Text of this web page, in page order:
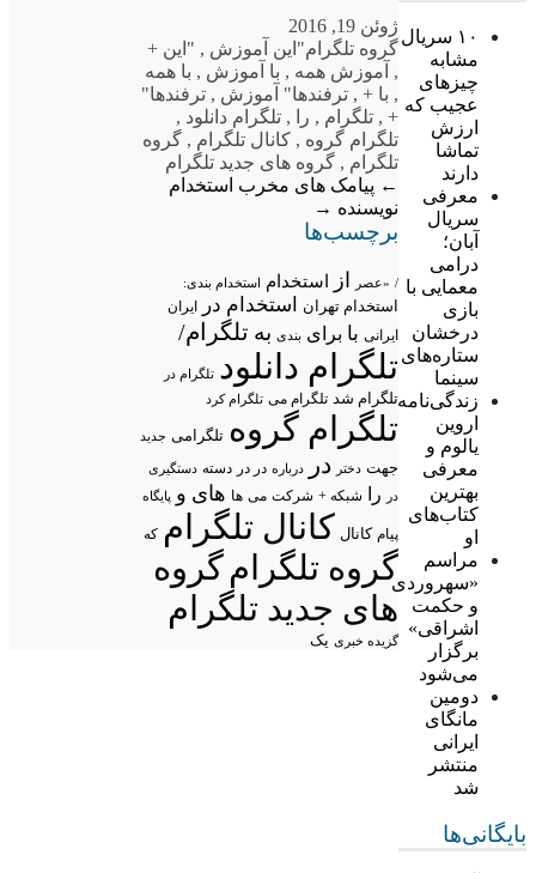
۱۰ سریال
مشابه
چیزهای
عجیب که
ارزش
تماشا
دارند
معرفی
سریال
آبان؛
درامی
معمایی با
بازی
درخشان
ستاره‌های
سینما
زندگی‌نامه
اروین
یالوم و
معرفی
بهترین
کتاب‌های
او
مراسم
«سهروردی
و حکمت
اشراقی»
برگزار
می‌شود
دومین
مانگای
ایرانی
منتشر
شد
بایگانی‌ها
ژوئن 19, 2016
گروه تلگرام"این آموزش , "این +
, آموزش همه , با آموزش , با همه
, با +, ترفندها" آموزش , ترفندها"
+
, تلگرام , را , تلگرام دانلود ,
تلگرام گروه , کانال تلگرام , گروه
تلگرام , گروه های جدید تلگرام
← پیامک های مخرب استخدام
نویسنده →
برچسب‌ها
/ «عصر از استخدام استخدام بندی:
استخدام تهران استخدام در ایران
ایرانی با برای بندی به تلگرام/
تلگرام دانلود تلگرام در
تلگرام شد تلگرام می تلگرام کرد
تلگرام گروه تلگرامی جدید
جهت دختر در درباره در در دسته دستگیری
در
را شبکه + شرکت می ها های و پایگاه
پیام کانال کانال تلگرام که
گروه تلگرامگروه
های جدید تلگرام
گزیده خبری یک